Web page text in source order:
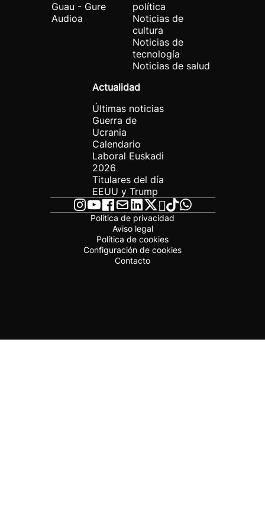
Guau - Gure
Audioa
política
Noticias de
cultura
Noticias de
tecnología
Noticias de salud
Actualidad
Últimas noticias
Guerra de
Ucrania
Calendario
Laboral Euskadi
2026
Titulares del día
EEUU y Trump
Política de privacidad
Aviso legal
Política de cookies
Configuración de cookies
Contacto